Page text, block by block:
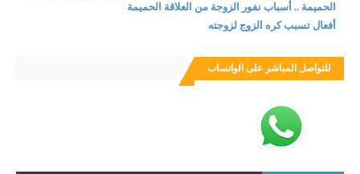
الحميمة .. أسباب نفور الزوجة من العلاقة الحميمة
أفعال تسبب كره الزوج لزوجته
للتواصل المباشر على الواتساب